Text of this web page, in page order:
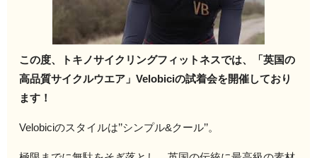
この度、トキノサイクリングフィットネスでは、「英国の
高品質サイクルウエア」Velobiciの試着会を開催しており
ます！
Velobiciのスタイルは’’シンプル&クール’’。